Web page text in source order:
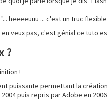
heeeeuuu ... c'est un truc
veux pas, c'est génial ce tuto
?
!
puissante permettant la
puis repris par Adobe en